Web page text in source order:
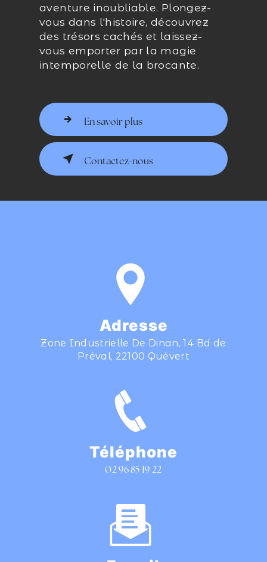
aventure inoubliable. Plongez-
vous dans l'histoire, découvrez
des trésors cachés et laissez-
vous emporter par la magie
intemporelle de la brocante.
En savoir plus
Contactez-nous
Adresse
Zone Industrielle De Dinan, 14 Bd de
Préval, 22100 Quévert
Téléphone
02 96 85 19 22